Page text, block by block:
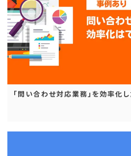
「問い合わせ対応業務」を効率化